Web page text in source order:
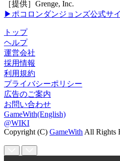
［提供］Grenge, Inc.
▶ポコロンダンジョンズ公式サ
トップ
ヘルプ
運営会社
採用情報
利用規約
プライバシーポリシー
広告のご案内
お問い合わせ
GameWith(English)
@WIKI
Copyright (C) GameWith All Rights